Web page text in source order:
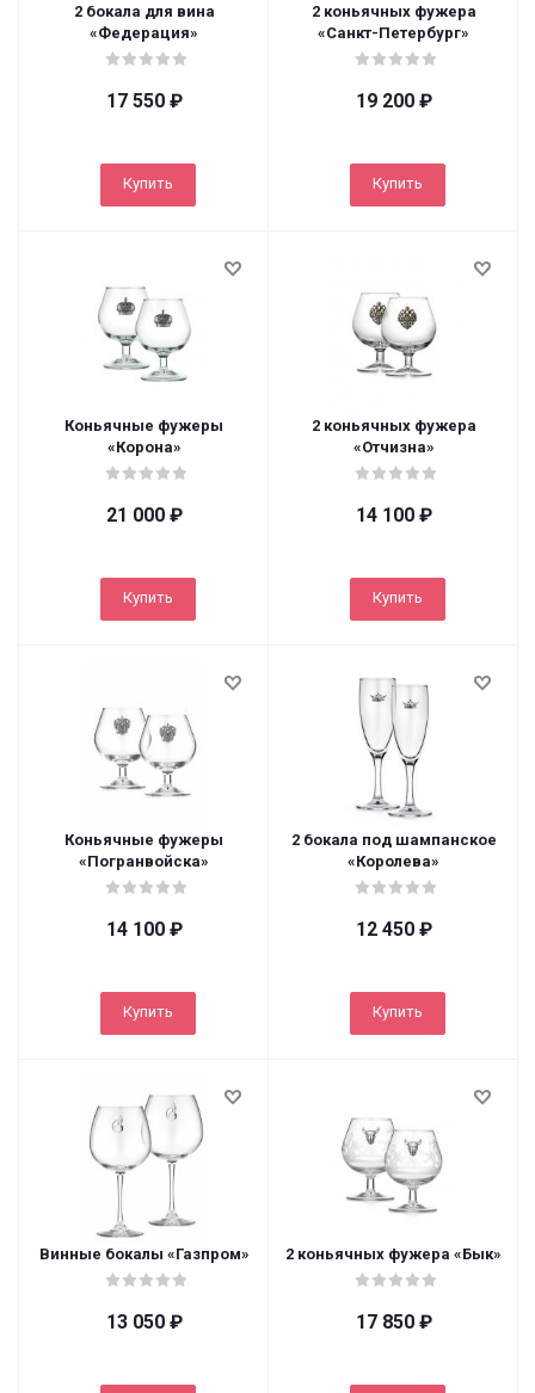
2 бокала для вина
«Федерация»
17 550₽
Купить
2 коньячных фужера
«Санкт-Петербург»
19 200₽
Купить
Коньячные фужеры
«Корона»
21 000₽
Купить
2 коньячных фужера
«Отчизна»
14 100₽
Купить
Коньячные фужеры
«Погранвойска»
14 100₽
Купить
2 бокала под шампанское
«Королева»
12 450₽
Купить
Винные бокалы «Газпром»
13 050₽
2 коньячных фужера «Бык»
17 850₽